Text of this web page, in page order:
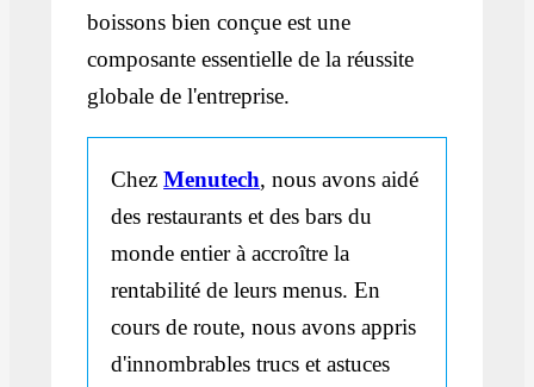
boissons bien conçue est une
composante essentielle de la réussite
globale de l'entreprise.
ChezMenutech, nous avons aidé
des restaurants et des bars du
monde entier à accroître la
rentabilité de leurs menus. En
cours de route, nous avons appris
d'innombrables trucs et astuces